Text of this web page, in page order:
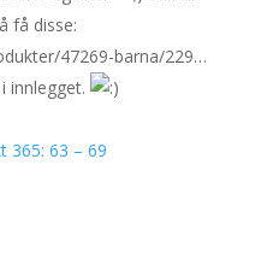
få disse:
47269-barna/229…
innlegget.
365: 63 – 69